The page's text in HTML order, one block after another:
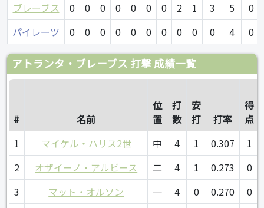
ブレーブス
0 0 0 0 0 0 0 2 1 3 5
0
パイレーツ
0 0 0 0 0 0 0 0 0 0 4 0
アトランタ・ブレーブス 打撃 成績一覧
# 名前
位
置
打
数
安
打
打率
得
点
1
マイケル・ハリス2世 中 4 1 0.307
1
2
オザイーノ・アルビース 二 4 1 0.273
0
3
マット・オルソン 一 4 0 0.270
0